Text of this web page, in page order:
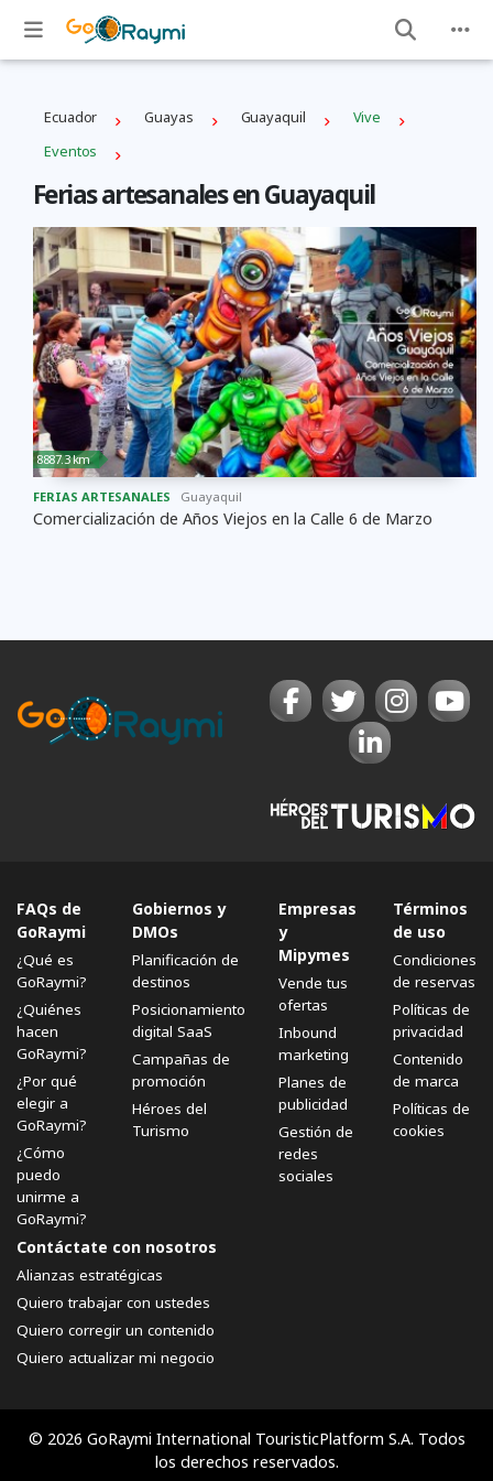
Ecuador Guayas Guayaquil
Vive
Eventos
Ferias artesanales en Guayaquil
8887.3 km
FERIAS ARTESANALES Guayaquil
Comercialización de Años Viejos en la Calle 6 de Marzo
FAQs de
GoRaymi
¿Qué es
GoRaymi?
¿Quiénes
hacen
GoRaymi?
¿Por qué
elegir a
GoRaymi?
¿Cómo
puedo
unirme a
GoRaymi?
Gobiernos y
DMOs
Planificación de
destinos
Posicionamiento
digital SaaS
Campañas de
promoción
Héroes del
Turismo
Empresas
y
Mipymes
Vende tus
ofertas
Inbound
marketing
Planes de
publicidad
Gestión de
redes
sociales
Términos
de uso
Condiciones
de reservas
Políticas de
privacidad
Contenido
de marca
Políticas de
cookies
Contáctate con nosotros
Alianzas estratégicas
Quiero trabajar con ustedes
Quiero corregir un contenido
Quiero actualizar mi negocio
© 2026 GoRaymi International TouristicPlatform S.A. Todos
los derechos reservados.